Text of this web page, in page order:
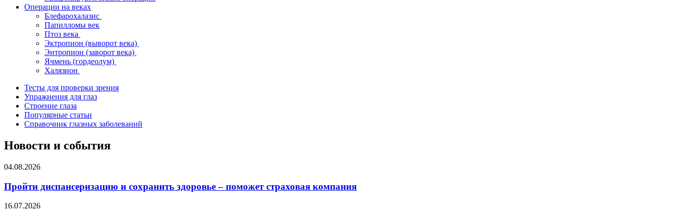
Операции на веках
Блефарохалазис
Папилломы век
Птоз века
Эктропион (выворот века)
Энтропион (заворот века)
Ячмень (гордеолум)
Халязион
Тесты для проверки зрения
Упражнения для глаз
Строение глаза
Популярные статьи
Справочник глазных заболеваний
Новости и события
04.08.2026
Пройти диспансеризацию и сохранить здоровье – поможет страховая компания
16.07.2026